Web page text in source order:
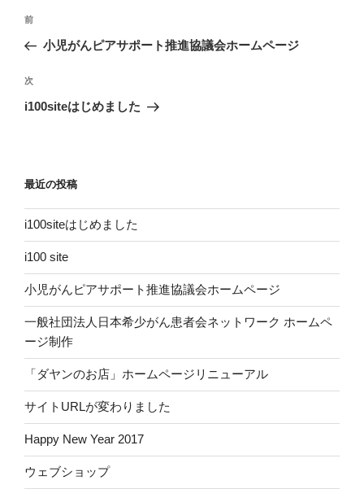
投
ナ
ビ
ゲ
ン
前
の
稿
前
小児がんピアサポート推進協議会ホームページ
次
の
次
i100siteはじめました
最近の投稿
i100siteはじめました
i100 site
小児がんピアサポート推進協議会ホームページ
一般社団法人日本希少がん患者会ネットワーク ホームペ
ージ制作
「ダヤンのお店」ホームページリニューアル
サイトURLが変わりました
Happy New Year 2017
ウェブショップ